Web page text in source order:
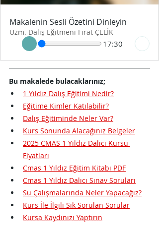
Makalenin Sesli Özetini Dinleyin
Uzm. Dalış Eğitmeni Fırat ÇELİK
17:30
Bu makalede bulacaklarınız;
1 Yıldız Dalış Eğitimi Nedir?
Eğitime Kimler Katılabilir?
Dalış Eğitiminde Neler Var?
Kurs Sonunda Alacağınız Belgeler
2025 CMAS 1 Yıldız Dalıcı Kursu
Fiyatları
Cmas 1 Yıldız Eğitim Kitabı PDF
Cmas 1 Yıldız Dalıcı Sınav Soruları
Su Çalışmalarında Neler Yapacağız?
Kurs İle İlgili Sık Sorulan Sorular
Kursa Kaydınızı Yaptırın